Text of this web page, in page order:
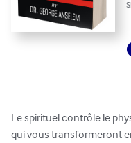
Le spirituel contrôle le
qui vous transformeront